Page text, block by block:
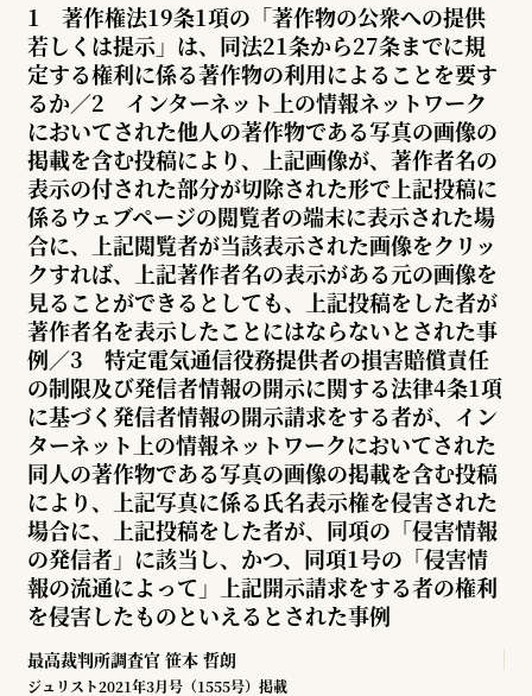
1 著作権法19条1項の「著作物の公衆への提供
若しくは提示」は、同法21条から27条までに規
定する権利に係る著作物の利用によることを要す
るか／2 インターネット上の情報ネットワーク
においてされた他人の著作物である写真の画像の
掲載を含む投稿により、上記画像が、著作者名の
表示の付された部分が切除された形で上記投稿に
係るウェブページの閲覧者の端末に表示された場
合に、上記閲覧者が当該表示された画像をクリッ
クすれば、上記著作者名の表示がある元の画像を
見ることができるとしても、上記投稿をした者が
著作者名を表示したことにはならないとされた事
例／3 特定電気通信役務提供者の損害賠償責任
の制限及び発信者情報の開示に関する法律4条1項
に基づく発信者情報の開示請求をする者が、イン
ターネット上の情報ネットワークにおいてされた
同人の著作物である写真の画像の掲載を含む投稿
により、上記写真に係る氏名表示権を侵害された
場合に、上記投稿をした者が、同項の「侵害情報
の発信者」に該当し、かつ、同項1号の「侵害情
報の流通によって」上記開示請求をする者の権利
を侵害したものといえるとされた事例
最高裁判所調査官 笹本 哲朗
ジュリスト2021年3月号（1555号）掲載